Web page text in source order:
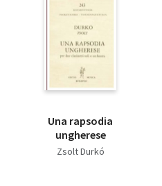
Una rapsodia
ungherese
Zsolt Durkó